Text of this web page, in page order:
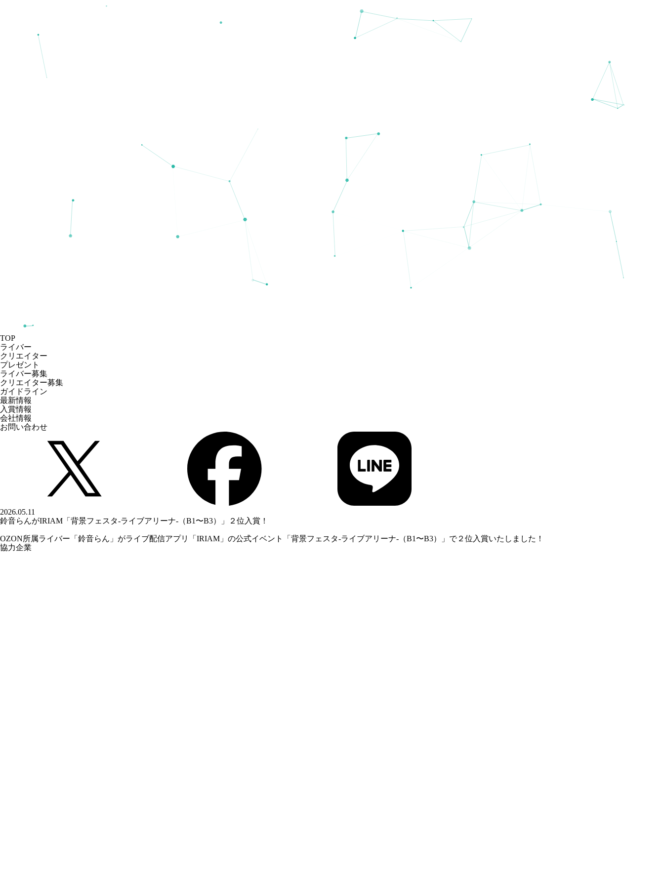
TOP
ライバー
クリエイター
プレゼント
ライバー募集
クリエイター募集
ガイドライン
最新情報
入賞情報
会社情報
お問い合わせ
2026.05.11
鈴音らんがIRIAM「背景フェスタ-ライブアリーナ-（B1〜B3）」２位入賞！
OZON所属ライバー「 鈴音らん 」がライブ配信アプリ「IRIAM」の公式イベント「背景フェスタ-ライブアリーナ-（B1〜B3）」で２位入賞いたしました！
協力企業